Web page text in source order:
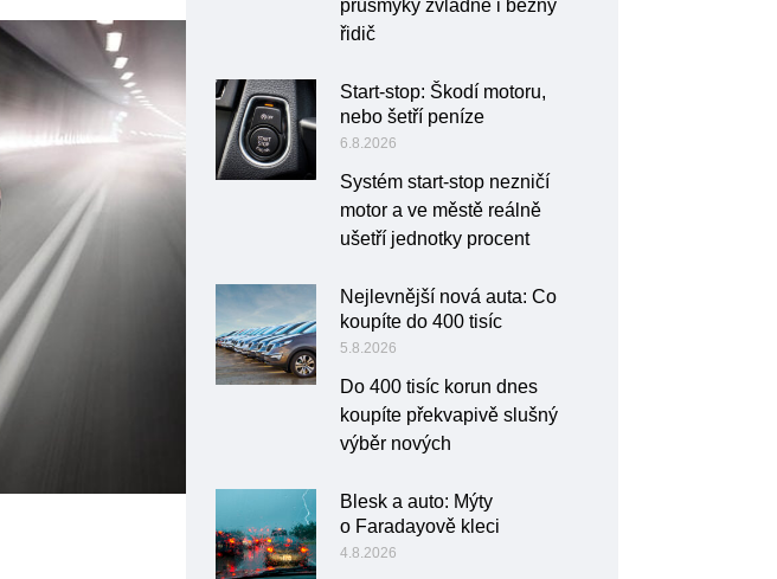
průsmyky zvládne i běžný
řidič
Start-stop: Škodí motoru,
nebo šetří peníze
6.8.2026
Systém start-stop nezničí
motor a ve městě reálně
ušetří jednotky procent
Nejlevnější nová auta: Co
koupíte do 400 tisíc
5.8.2026
Do 400 tisíc korun dnes
koupíte překvapivě slušný
výběr nových
Blesk a auto: Mýty
o Faradayově kleci
4.8.2026